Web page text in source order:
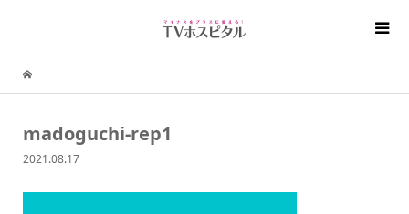
madoguchi-rep1
2021.08.17